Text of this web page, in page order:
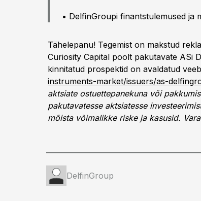
• DelfinGroupi finantstulemused ja
Tähelepanu! Tegemist on makstud
Curiosity Capital poolt pakutavate ASi
kinnitatud prospektid on avaldatud
instruments-market/issuers/as-
aktsiate ostuettepanekuna või
pakutavatesse aktsiatesse
mõista võimalikke riske ja kasusid.
DelfinGroup